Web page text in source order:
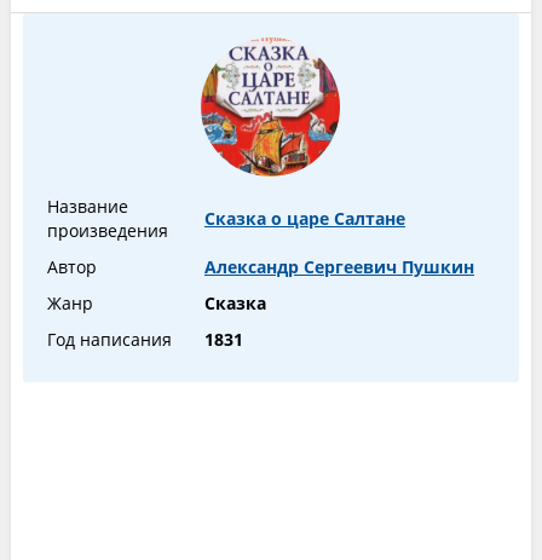
Название
произведения
Сказка о царе Салтане
Автор
Александр Сергеевич Пушкин
Жанр
Сказка
Год написания
1831